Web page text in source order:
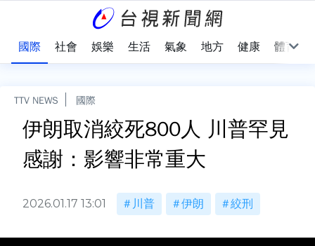
國際 社會 娛樂 生活 氣象 地方 健康 體育
TTV NEWS 國際
伊朗取消絞死800人 川普罕見
感謝：影響非常重大
2026.01.17 13:01 川普 伊朗 絞刑